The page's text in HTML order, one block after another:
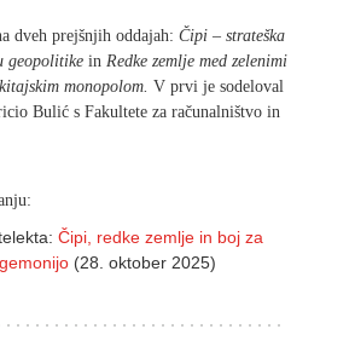
dveh prejšnjih oddajah: Čipi – strateška
geopolitike in Redke zemlje med zelenimi
monopolom. V prvi je sodeloval
Bulić s Fakultete za računalništvo in
Čipi, redke zemlje in boj za
(28. oktober 2025)